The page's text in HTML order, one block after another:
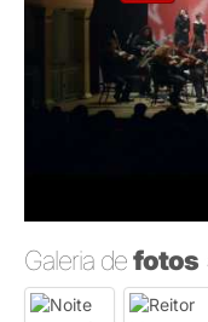
Galeria defotos